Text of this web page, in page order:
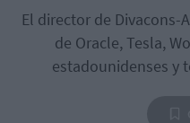
El director de
de Oracle, Tesla,
estadounidenses y